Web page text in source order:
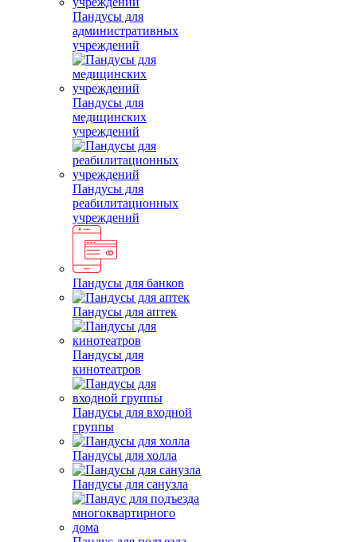
Пандусы для
административных
учреждений
Пандусы для
медицинских
учреждений
Пандусы для
реабилитационных
учреждений
Пандусы для банков
Пандусы для аптек
Пандусы для
кинотеатров
Пандусы для входной
группы
Пандусы для холла
Пандусы для санузла